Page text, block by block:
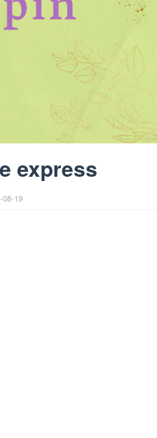
express
08-19